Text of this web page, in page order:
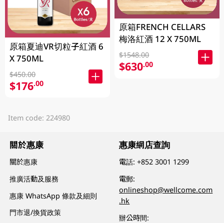
原箱夏迪VR切粒子紅酒 6
X 750ML
$450.00
$176.00
原箱FRENCH CELLARS
梅洛紅酒 12 X 750ML
$1548.00
$630.00
Item code: 224980
關於惠康
關於惠康
推廣活動及服務
惠康 WhatsApp 條款及細則
門市退/換貨政策
惠康網店查詢
電話:+852 3001 1299
電郵:
onlineshop@wellcome.com
.hk
辦公時間: